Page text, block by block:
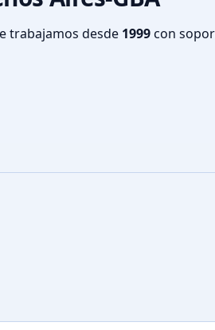
trabajamos desde 1999con